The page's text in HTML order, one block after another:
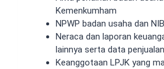
Kemenkumham
NPWP badan usaha dan
Neraca dan laporan
lainnya serta data
Keanggotaan LPJK yang